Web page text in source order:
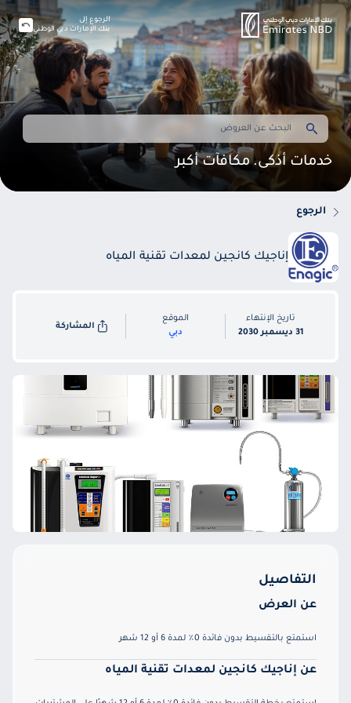
خدمات أذكى. مكافآت أكبر
الرجوع إلى
بنك الإمارات دبي الوطني
الرجوع
إناجيك كانجين لمعدات تقنية المياه
تاريخ الإنتهاء
31 ديسمبر 2030
الموقع
دبي
المشاركة
التفاصيل
عن العرض
استمتع بالتقسيط بدون فائدة 0٪ لمدة 6 أو 12 شهر
عن إناجيك كانجين لمعدات تقنية المياه